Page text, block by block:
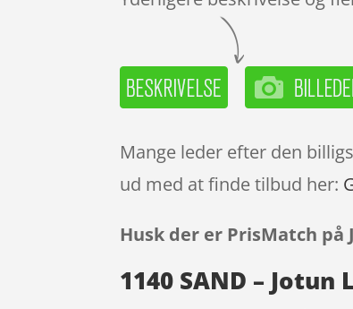
Mange leder efter den
ud med at finde tilbud her:
Husk der er PrisMatch
1140 SAND – Jotun